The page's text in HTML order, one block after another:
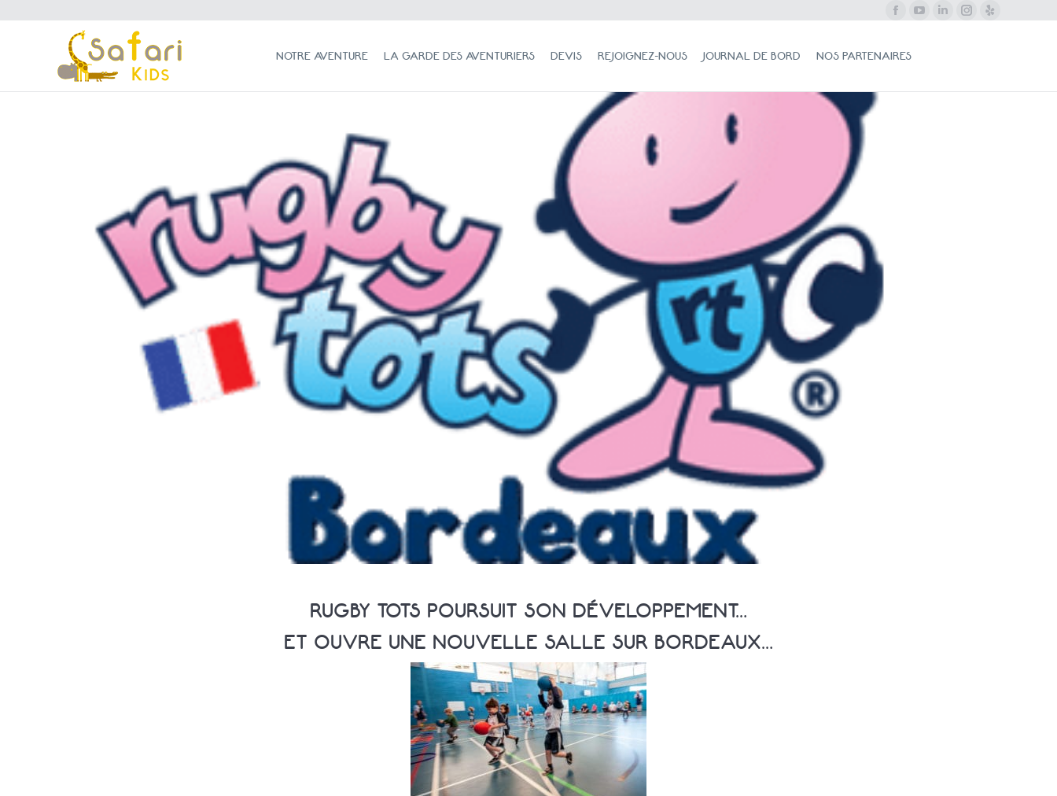
Facebook
YouTube
LinkedInInstagram
Yelp
NOTRE AVENTURE LA GARDE DES AVENTURIERS DEVIS REJOIGNEZ-NOUS JOURNAL DE BORD NOS PARTENAIRES
RUGBY TOTS POURSUIT SON DÉVELOPPEMENT…
ET OUVRE UNE NOUVELLE SALLE SUR BORDEAUX…
NOTRE AVENTURE LA GARDE DES AVENTURIERS DEVIS REJOIGNEZ-NOUS JOURNAL DE BORD NOS PARTENAIRES